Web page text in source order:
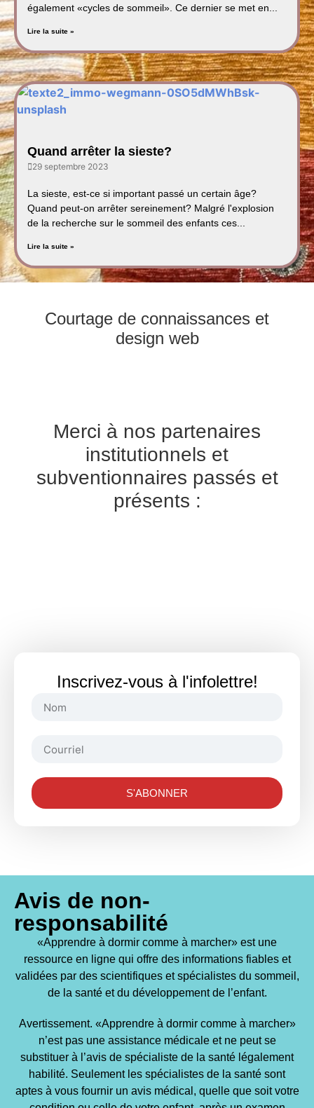
également «cycles de sommeil». Ce dernier se met en...
Lire la suite »
Quand arrêter la sieste?
29 septembre 2023
La sieste, est-ce si important passé un certain âge?
Quand peut-on arrêter sereinement? Malgré l'explosion
de la recherche sur le sommeil des enfants ces...
Lire la suite »
Courtage de connaissances et
design web
Merci à nos partenaires
institutionnels et
subventionnaires passés et
présents :
Inscrivez-vous à l'infolettre!
S'ABONNER
Avis de non-
responsabilité
«Apprendre à dormir comme à marcher» est une
ressource en ligne qui offre des informations fiables et
validées par des scientifiques et spécialistes du sommeil,
de la santé et du développement de l’enfant.
Avertissement. «Apprendre à dormir comme à marcher»
n’est pas une assistance médicale et ne peut se
substituer à l’avis de spécialiste de la santé légalement
habilité. Seulement les spécialistes de la santé sont
aptes à vous fournir un avis médical, quelle que soit votre